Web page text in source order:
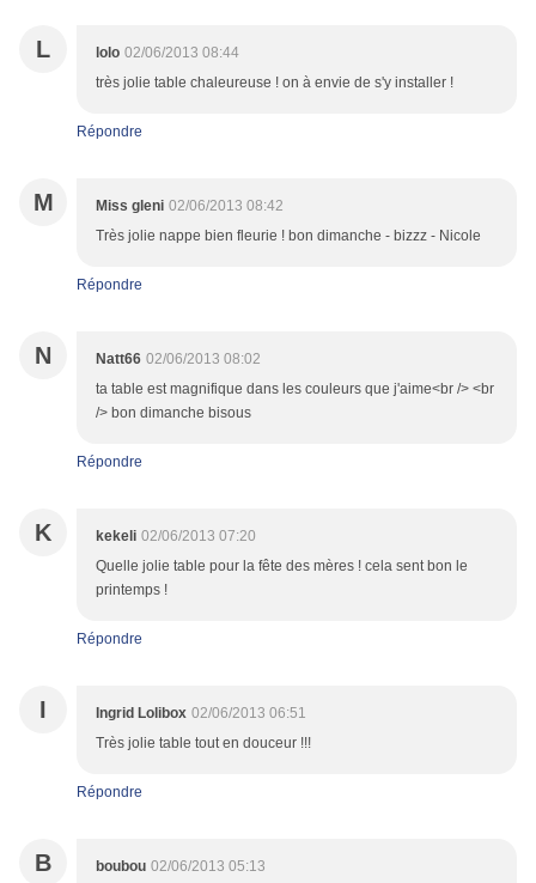
L lolo 02/06/2013 08:44
très jolie table chaleureuse ! on à envie de s'y installer !
Répondre
M Miss gleni 02/06/2013 08:42
Très jolie nappe bien fleurie ! bon dimanche - bizzz - Nicole
Répondre
N Natt66 02/06/2013 08:02
ta table est magnifique dans les couleurs que j'aime<br /> <br
/> bon dimanche bisous
Répondre
K kekeli 02/06/2013 07:20
Quelle jolie table pour la fête des mères ! cela sent bon le
printemps !
Répondre
I Ingrid Lolibox 02/06/2013 06:51
Très jolie table tout en douceur !!!
Répondre
B boubou 02/06/2013 05:13